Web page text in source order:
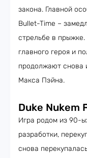
закона. Главной
Bullet-Time –
стрельбе в
главного героя и
продолжают снова
Макса Пэйна.
Duke Nukem
Игра родом из 90-
разработки,
снова